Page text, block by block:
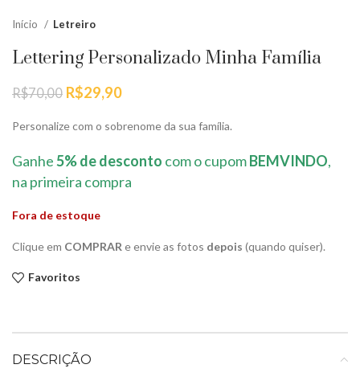
Início Letreiro
Lettering Personalizado Minha Família
R$70,00 O
original
R$70,00.
R$29,90O
atual
R$29,90.
Personalize com o sobrenome da sua família.
Ganhe5% de desconto com o cupomBEMVINDO,
na primeira compra
Fora de estoque
Clique em COMPRAR e envie as fotos depois (quando quiser).
Favoritos
DESCRIÇÃO